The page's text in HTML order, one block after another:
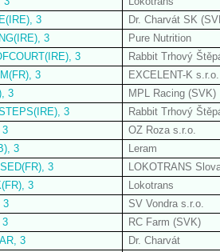
3
Dr. Charvát SK
3
Pure Nutrition
3
Rabbit Trhový
3
EXCELENT-K
3
MPL Racing (SVK)
3
Rabbit Trhový
3
OZ Roza s.r.o.
3
Leram
3
LOKOTRANS
3
Lokotrans
3
SV Vondra s.r.o.
3
RC Farm (SVK)
3
Dr. Charvát